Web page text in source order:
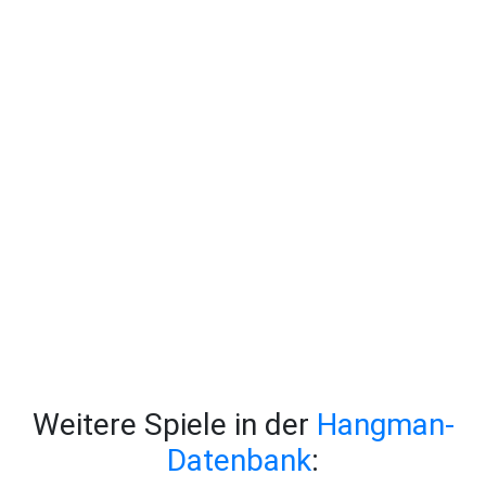
Weitere Spiele in der Hangman-
Datenbank: